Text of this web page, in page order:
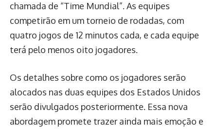
chamada de “Time Mundial”. As equipes
competirão em um torneio de rodadas, com
quatro jogos de 12 minutos cada, e cada equipe
terá pelo menos oito jogadores.
Os detalhes sobre como os jogadores serão
alocados nas duas equipes dos Estados Unidos
serão divulgados posteriormente. Essa nova
abordagem promete trazer ainda mais emoção e